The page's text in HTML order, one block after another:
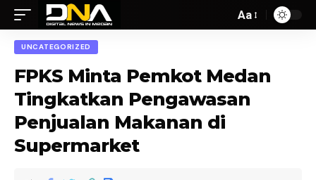
Aa
UNCATEGORIZED
FPKS Minta Pemkot Medan
Tingkatkan Pengawasan
Penjualan Makanan di
Supermarket